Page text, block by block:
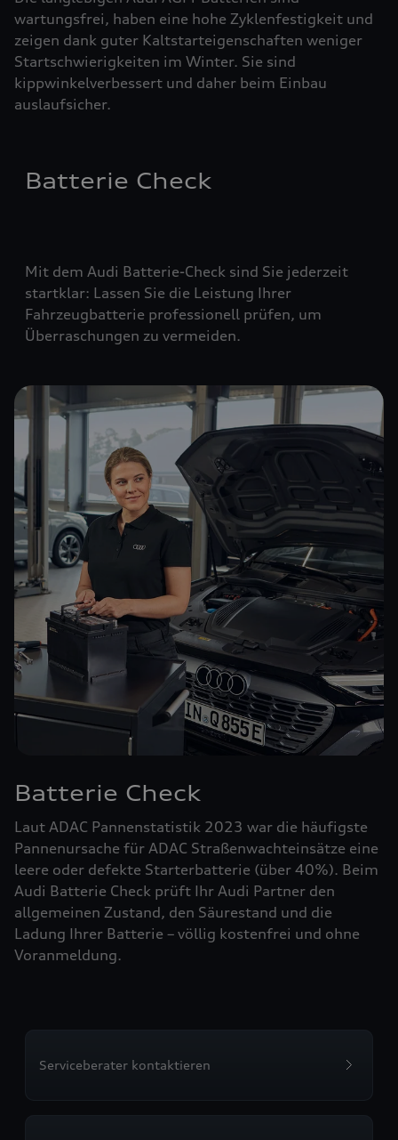
wartungsfrei, haben eine hohe Zyklenfestigkeit und
zeigen dank guter Kaltstarteigenschaften weniger
Startschwierigkeiten im Winter. Sie sind
kippwinkelverbessert und daher beim Einbau
auslaufsicher.
Batterie Check
Mit dem Audi Batterie-Check sind Sie jederzeit
startklar: Lassen Sie die Leistung Ihrer
Fahrzeugbatterie professionell prüfen, um
Überraschungen zu vermeiden.
Batterie Check
Laut ADAC Pannenstatistik 2023 war die häufigste
Pannenursache für ADAC Straßenwachteinsätze eine
leere oder defekte Starterbatterie (über 40%). Beim
Audi Batterie Check prüft Ihr Audi Partner den
allgemeinen Zustand, den Säurestand und die
Ladung Ihrer Batterie – völlig kostenfrei und ohne
Voranmeldung.
Serviceberater kontaktieren